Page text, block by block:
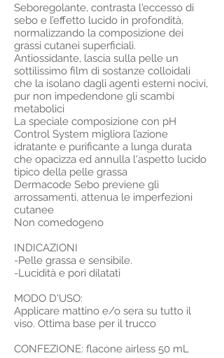
Seboregolante, contrasta l'eccesso di
sebo e l’effetto lucido in profondità,
normalizzando la composizione dei
grassi cutanei superficiali.
Antiossidante, lascia sulla pelle un
sottilissimo film di sostanze colloidali
che la isolano dagli agenti esterni nocivi,
pur non impedendone gli scambi
metabolici
La speciale composizione con pH
Control System migliora l’azione
idratante e purificante a lunga durata
che opacizza ed annulla l'aspetto lucido
tipico della pelle grassa
Dermacode Sebo previene gli
arrossamenti, attenua le imperfezioni
cutanee
Non comedogeno
INDICAZIONI
-Pelle grassa e sensibile.
-Lucidità e pori dilatati
MODO D'USO:
Applicare mattino e/o sera su tutto il
viso. Ottima base per il trucco
CONFEZIONE: flacone airless 50 mL